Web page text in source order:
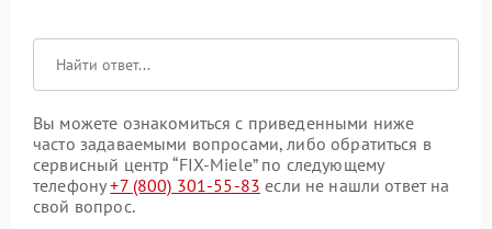
Вы можете ознакомиться с приведенными ниже
часто задаваемыми вопросами, либо обратиться в
сервисный центр “FIX-Miele” по следующему
телефону+7 (800) 301-55-83 если не нашли ответ на
свой вопрос.